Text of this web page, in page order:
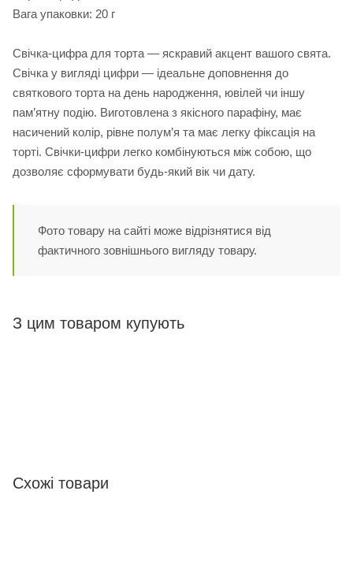
Вага упаковки: 20 г
Свічка-цифра для торта — яскравий акцент вашого свята.
Свічка у вигляді цифри — ідеальне доповнення до
святкового торта на день народження, ювілей чи іншу
пам’ятну подію. Виготовлена з якісного парафіну, має
насичений колір, рівне полум’я та має легку фіксація на
торті. Свічки-цифри легко комбінуються між собою, що
дозволяє сформувати будь-який вік чи дату.
Фото товару на сайті може відрізнятися від
фактичного зовнішнього вигляду товару.
З цим товаром купують
Схожі товари